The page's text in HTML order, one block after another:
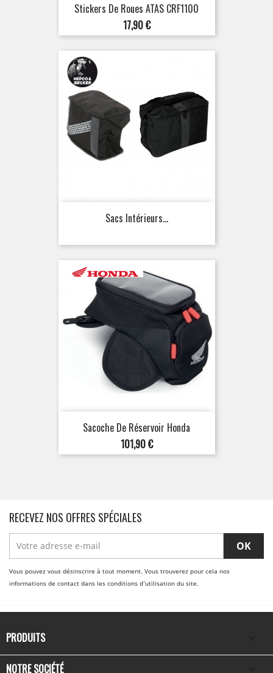
Stickers De Roues ATAS CRF1100
Prix
17,90 €
Sacs Intérieurs...
Sacoche De Réservoir Honda
Prix
101,90 €
RECEVEZ NOS OFFRES SPÉCIALES
Vous pouvez vous désinscrire à tout moment. Vous trouverez pour cela nos
informations de contact dans les conditions d'utilisation du site.
PRODUITS
NOTRE SOCIÉTÉ